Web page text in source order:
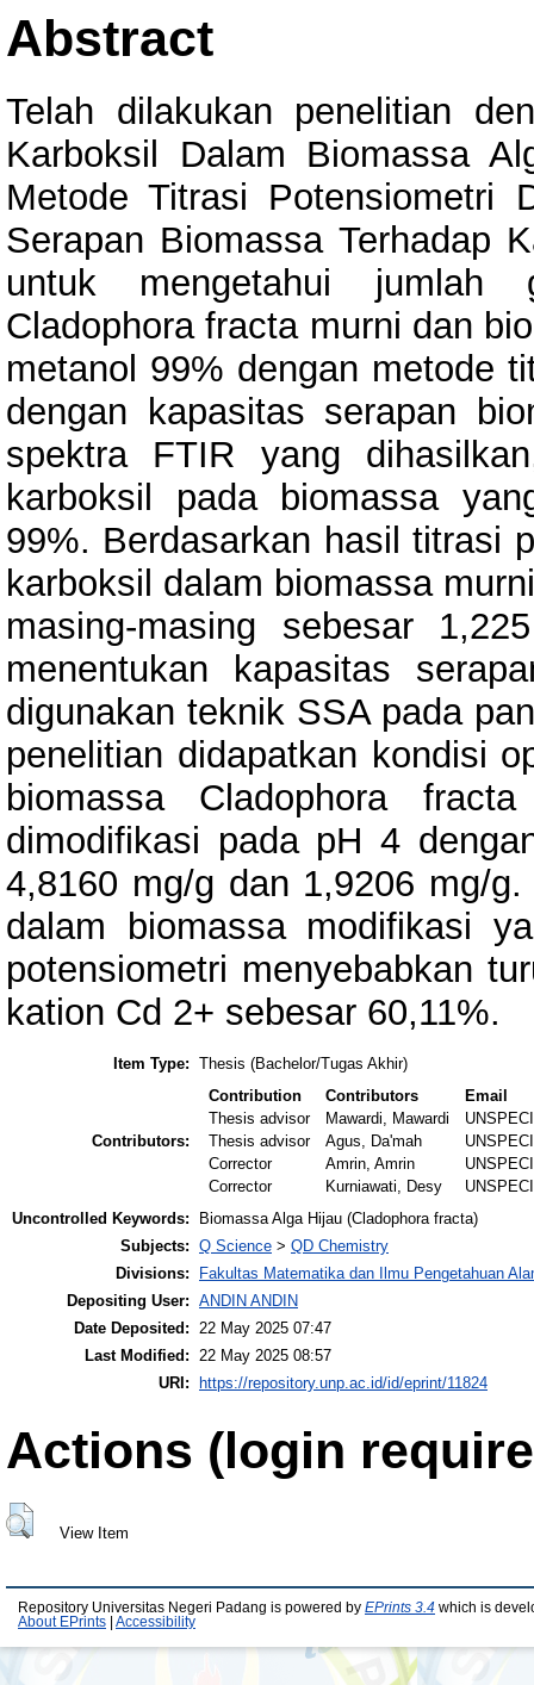
Abstract
Telah dilakukan penelitian
Karboksil Dalam Biomassa
Metode Titrasi Potensiometri
Serapan Biomassa Terhadap
untuk mengetahui jumlah
Cladophora fracta murni dan
metanol 99% dengan metode
dengan kapasitas serapan
spektra FTIR yang
karboksil pada biomassa
99%. Berdasarkan hasil titrasi
karboksil dalam biomassa
masing-masing sebesar
menentukan kapasitas
digunakan teknik SSA pada
penelitian didapatkan kondisi
biomassa Cladophora
dimodifikasi pada pH 4
4,8160 mg/g dan 1,9206 mg/
dalam biomassa modifikasi
potensiometri menyebabkan
kation Cd 2+ sebesar 60,11%.
Item Type: Thesis (Bachelor/Tugas Akhir)
Contributors:
Contribution Contributors
Email
Thesis advisor
Mawardi, Mawardi
Thesis advisor
Agus, Da'mah
Corrector
Amrin, Amrin
Corrector
Kurniawati, Desy
Uncontrolled Keywords:
Biomassa Alga Hijau (Cladophora fracta)
Subjects: Q Science > QD Chemistry
Divisions:
Fakultas Matematika dan Ilmu Pengetahuan
Depositing User: ANDIN ANDIN
Date Deposited: 22 May 2025 07:47
Last Modified: 22 May 2025 08:57
URI:
https://repository.unp.ac.id/id/eprint/11824
Actions (login
View Item
Repository Universitas Negeri Padang is powered by EPrints 3.4 which is
About EPrints
Accessibility